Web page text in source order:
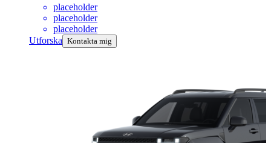
placeholder
placeholder
placeholder
Utforska Kontakta mig